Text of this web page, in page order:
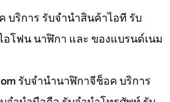
บริการ รับจำนำสินค้าไอที รับ
โฟน นาฬิกา และ ของแบรนด์เนม
รับจำนำนาฬิกาจีช็อค บริการ